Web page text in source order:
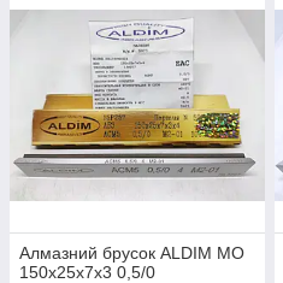
Алмазний брусок ALDIM МО
150х25х7х3 0,5/0